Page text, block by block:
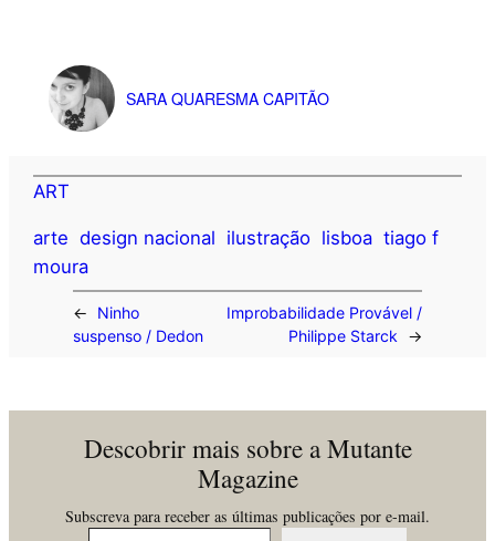
SARA QUARESMA CAPITÃO
ART
arte design nacional ilustração lisboa tiago f
moura
←
Ninho
suspenso / Dedon
Improbabilidade Provável /
Philippe Starck
→
Descobrir mais sobre a Mutante
Magazine
Subscreva para receber as últimas publicações por e-mail.
Insira o seu email…